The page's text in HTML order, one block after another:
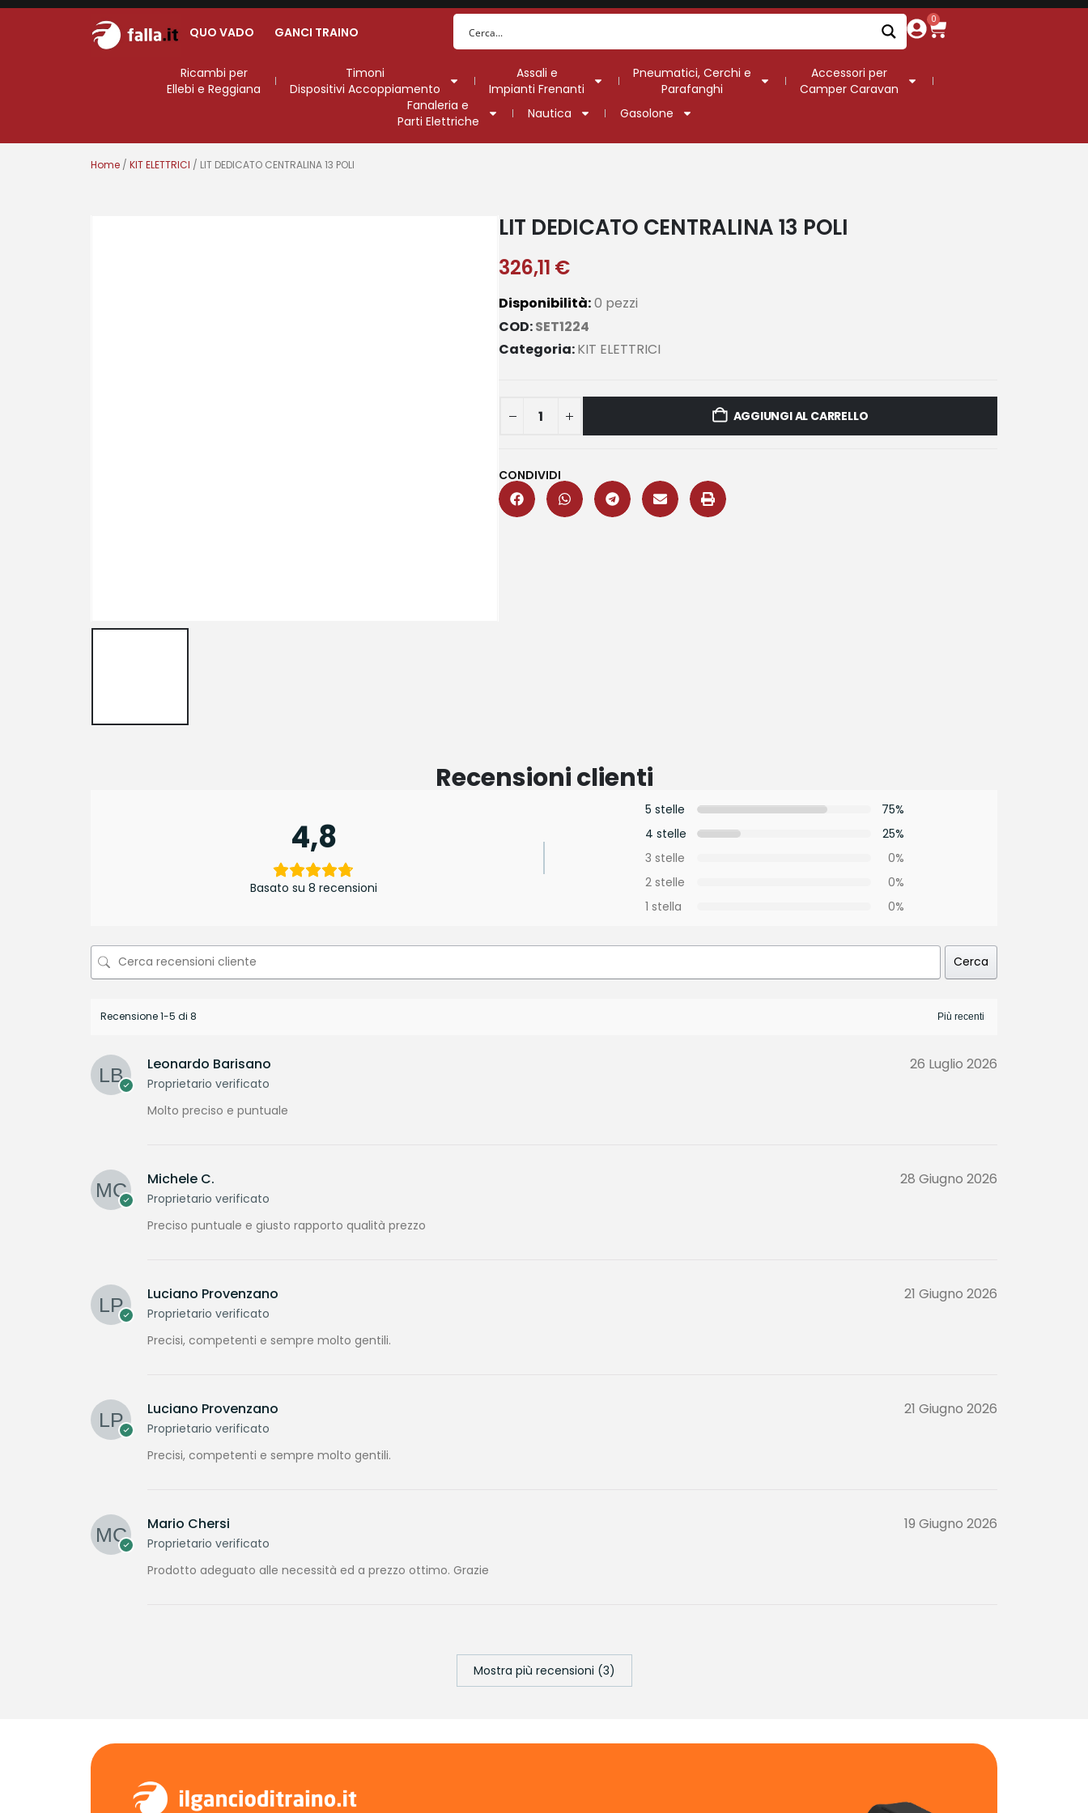
QUO VADO GANCI TRAINO
0
Ricambi per
Ellebi e Reggiana
Timoni
Dispositivi Accoppiamento
Assali e
Impianti Frenanti
Pneumatici, Cerchi e
Parafanghi
Accessori per
Camper Caravan
Fanaleria e
Parti Elettriche
Nautica Gasolone
Home / KIT ELETTRICI / LIT DEDICATO CENTRALINA 13 POLI
LIT DEDICATO CENTRALINA 13 POLI
326,11 €
Disponibilità:0 pezzi
COD:SET1224
Categoria:KIT ELETTRICI
AGGIUNGI AL CARRELLO
CONDIVIDI
Recensioni clienti
4,8
Basato su 8 recensioni
5 stelle
75%
4 stelle
25%
3 stelle
0%
2 stelle
0%
1 stella
0%
Cerca
Recensione 1-5 di 8
Leonardo Barisano
Proprietario verificato
26 Luglio 2026
Molto preciso e puntuale
Michele C.
Proprietario verificato
28 Giugno 2026
Preciso puntuale e giusto rapporto qualità prezzo
Luciano Provenzano
Proprietario verificato
21 Giugno 2026
Precisi, competenti e sempre molto gentili.
Luciano Provenzano
Proprietario verificato
21 Giugno 2026
Precisi, competenti e sempre molto gentili.
Mario Chersi
Proprietario verificato
19 Giugno 2026
Prodotto adeguato alle necessità ed a prezzo ottimo. Grazie
Mostra più recensioni (3)